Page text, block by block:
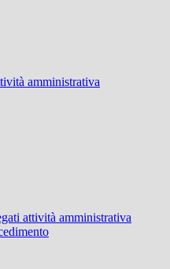
amministrativa
attività amministrativa